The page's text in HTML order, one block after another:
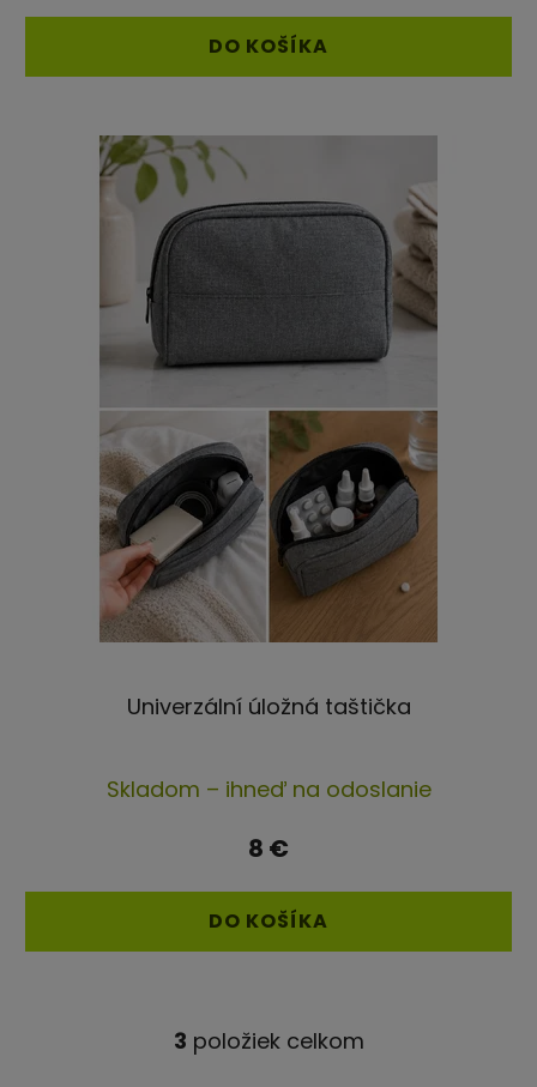
DO KOŠÍKA
Univerzální úložná taštička
Skladom – ihneď na odoslanie
8 €
DO KOŠÍKA
O
3 položiek celkom